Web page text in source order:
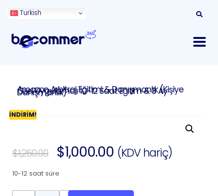
Turkish
Amazon Arbitraj Eğitimi & Danışmanlık (Kişiye
Özel Uygulamalı 10-12 Saat Eğitim & 3 Ay
Danışmanlık)
İNDIRIM!
$1,250.00 $1,000.00 (KDV hariç)
10-12 saat süre